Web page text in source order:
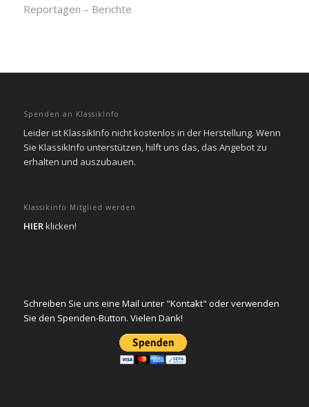
Reportagen – Berichte
Spenden an KlassikInfo
Leider ist KlassikInfo nicht kostenlos in der Herstellung. Wenn
Sie KlassikInfo unterstützen, hilft uns das, das Angebot zu
erhalten und auszubauen.
Klassikinfo Mitglied werden
HIERklicken!
Schreiben Sie uns eine Mail unter "Kontakt" oder verwenden
Sie den Spenden-Button. Vielen Dank!